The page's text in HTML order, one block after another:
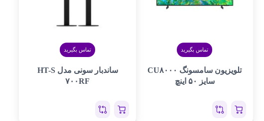
تماس بگیرید
تلویزیون سامسونگ CU۸۰۰۰
سایز ۵۰ اینچ
تماس بگیرید
ساندبار سونی مدل HT-S
۷۰۰RF